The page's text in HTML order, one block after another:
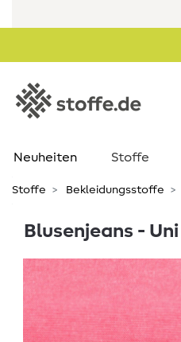
Neuheiten Stoffe
Stoffe Bekleidungsstoffe
Blusenjeans -